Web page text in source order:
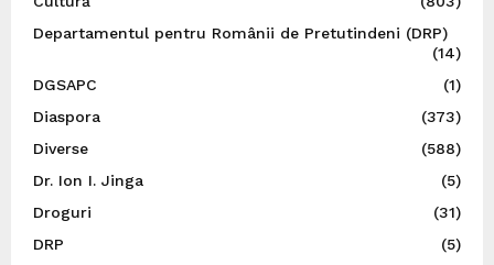
Departamentul pentru Românii de Pretutindeni (DRP)
(14)
DGSAPC
(1)
Diaspora
(373)
Diverse
(588)
Dr. Ion I. Jinga
(5)
Droguri
(31)
DRP
(5)